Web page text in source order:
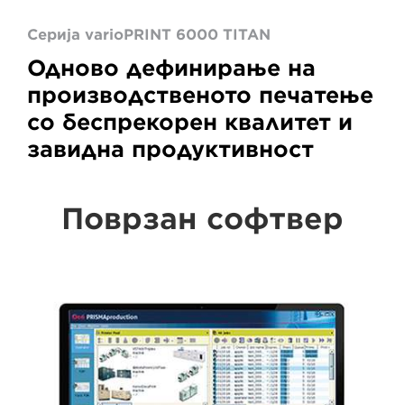
Серија varioPRINT 6000 TITAN
Одново дефинирање на
производственото печатење
со беспрекорен квалитет и
завидна продуктивност
Поврзан софтвер